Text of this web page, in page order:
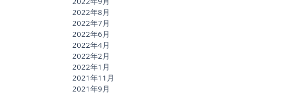
2022年8月
2022年7月
2022年6月
2022年4月
2022年2月
2022年1月
2021年11月
2021年9月